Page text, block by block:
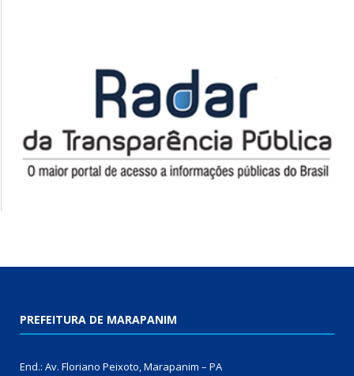
PREFEITURA DE MARAPANIM
End.: Av. Floriano Peixoto, Marapanim – PA